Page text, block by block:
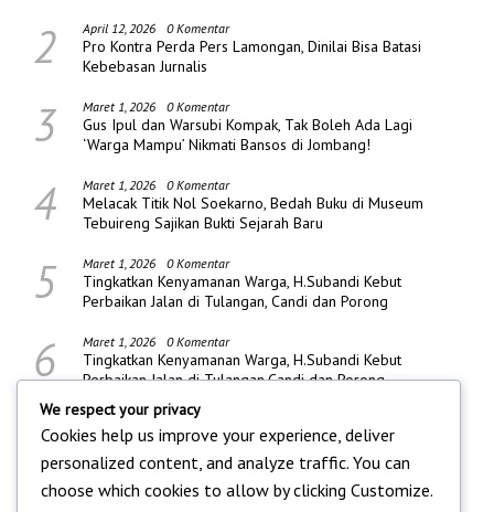
2 April 12, 2026 0 Komentar
Pro Kontra Perda Pers Lamongan, Dinilai Bisa Batasi
Kebebasan Jurnalis
3 Maret 1, 2026 0 Komentar
Gus Ipul dan Warsubi Kompak, Tak Boleh Ada Lagi
‘Warga Mampu’ Nikmati Bansos di Jombang!
4 Maret 1, 2026 0 Komentar
Melacak Titik Nol Soekarno, Bedah Buku di Museum
Tebuireng Sajikan Bukti Sejarah Baru
5 Maret 1, 2026 0 Komentar
Tingkatkan Kenyamanan Warga, H.Subandi Kebut
Perbaikan Jalan di Tulangan, Candi dan Porong
6 Maret 1, 2026 0 Komentar
Tingkatkan Kenyamanan Warga, H.Subandi Kebut
Perbaikan Jalan di Tulangan,Candi dan Porong
We respect your privacy
Cookies help us improve your experience, deliver
personalized content, and analyze traffic. You can
choose which cookies to allow by clicking Customize.